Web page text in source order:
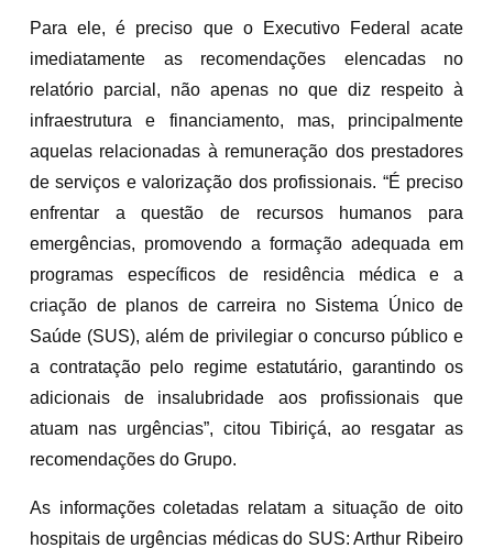
Para ele, é preciso que o Executivo Federal acate
imediatamente as recomendações elencadas no
relatório parcial, não apenas no que diz respeito à
infraestrutura e financiamento, mas, principalmente
aquelas relacionadas à remuneração dos prestadores
de serviços e valorização dos profissionais. “É preciso
enfrentar a questão de recursos humanos para
emergências, promovendo a formação adequada em
programas específicos de residência médica e a
criação de planos de carreira no Sistema Único de
Saúde (SUS), além de privilegiar o concurso público e
a contratação pelo regime estatutário, garantindo os
adicionais de insalubridade aos profissionais que
atuam nas urgências”, citou Tibiriçá, ao resgatar as
recomendações do Grupo.
As informações coletadas relatam a situação de oito
hospitais de urgências médicas do SUS: Arthur Ribeiro